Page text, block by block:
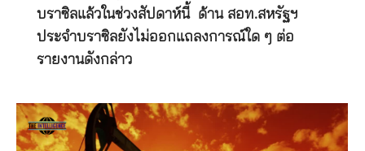
บราซิลแล้วในช่วงสัปดาห์นี้ ด้าน สอท.สหรัฐฯ
ประจำบราซิลยังไม่ออกแถลงการณ์ใด ๆ ต่อ
รายงานดังกล่าว